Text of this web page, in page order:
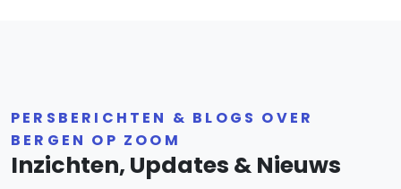
PERSBERICHTEN & BLOGS OVER
BERGEN OP ZOOM
Inzichten, Updates & Nieuws